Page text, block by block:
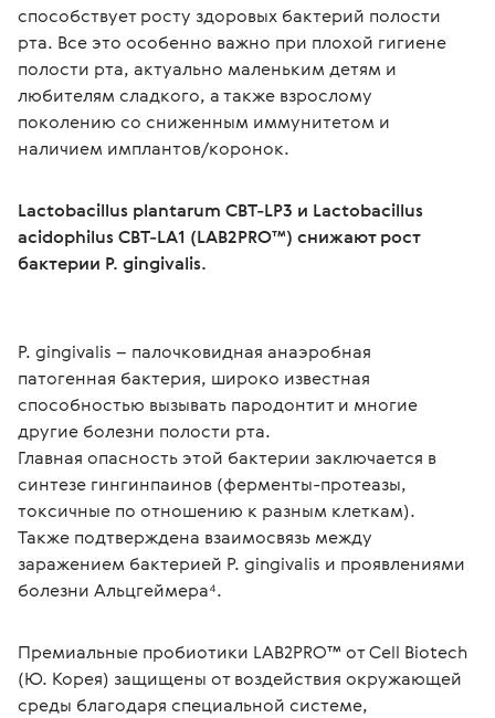
способствует росту здоровых бактерий полости
рта. Все это особенно важно при плохой гигиене
полости рта, актуально маленьким детям и
любителям сладкого, а также взрослому
поколению со сниженным иммунитетом и
наличием имплантов/коронок.
Lactobacillus plantarum CBT-LP3 и Lactobacillus
acidophilus CBT-LA1 (LAB2PRO™) снижают рост
бактерии P. gingivalis.
P. gingivalis – палочковидная анаэробная
патогенная бактерия, широко известная
способностью вызывать пародонтит и многие
другие болезни полости рта.
Главная опасность этой бактерии заключается в
синтезе гингинпаинов (ферменты-протеазы,
токсичные по отношению к разным клеткам).
Также подтверждена взаимосвязь между
заражением бактерией P. gingivalis и проявлениями
болезни Альцгеймера⁴.
Премиальные пробиотики LAB2PRO™ от Cell Biotech
(Ю. Корея) защищены от воздействия окружающей
среды благодаря специальной системе,